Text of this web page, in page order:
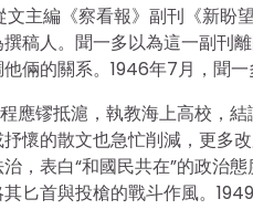
文主編《察看報》副刊《新盼
稿人。聞一多以為這一副刊
倆的關系。1946年7月，聞
應镠抵滬，執教海上高校，
懷的散文也急忙削減，更多
，表白“和國民共在”的政治
匕首與投槍的戰斗作風。